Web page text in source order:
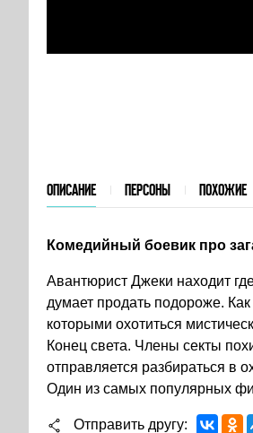
ОПИСАНИЕ ПЕРСОНЫ ПОХОЖИЕ
Комедийный боевик про
Авантюрист Джеки находит
думает продать подороже.
которыми охотиться
Конец света. Члены секты
отправляется разбираться в
Один из самых популярных
Отправить другу